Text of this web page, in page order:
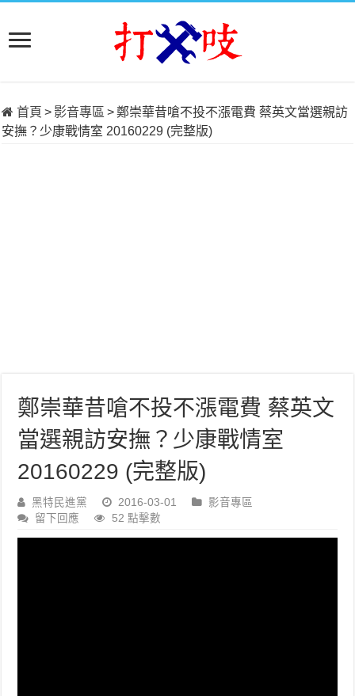
首頁 > 影音專區 >鄭崇華昔嗆不投不漲電費 蔡英文當選親訪
安撫？少康戰情室 20160229 (完整版)
鄭崇華昔嗆不投不漲電費 蔡英文
當選親訪安撫？少康戰情室
20160229 (完整版)
黑特民進黨 2016-03-01
影音專區
留下回應
52 點擊數